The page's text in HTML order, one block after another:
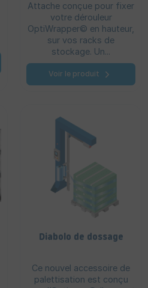
Attache conçue pour fixer
votre dérouleur
OptiWrapper© en hauteur,
sur vos racks de
stockage. Un...
Voir le produit
Diabolo de dossage
Ce nouvel accessoire de
palettisation est conçu